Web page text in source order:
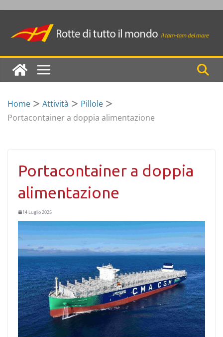
to
Home Attività
Pillole
Portacontainer a doppia alimentazione
Portacontainer a doppia
alimentazione
14 Luglio 2025